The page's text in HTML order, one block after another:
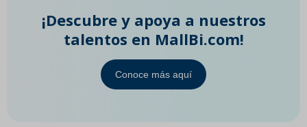
¡Descubre y apoya a nuestros
talentos en MallBi.com!
Conoce más aquí